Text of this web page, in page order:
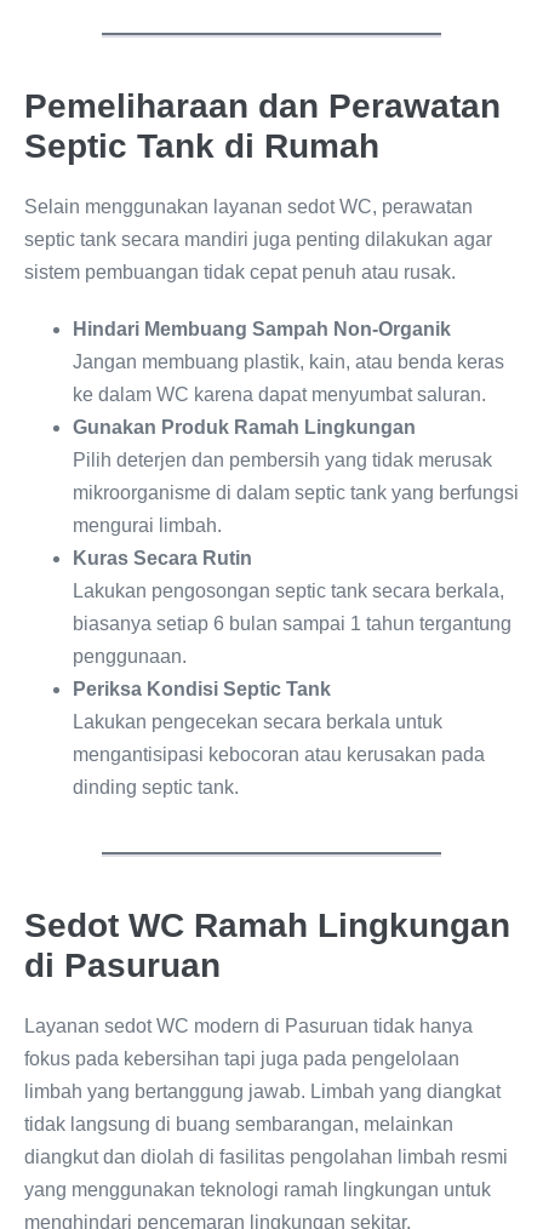
Pemeliharaan dan Perawatan
Septic Tank di Rumah
Selain menggunakan layanan sedot WC, perawatan
septic tank secara mandiri juga penting dilakukan agar
sistem pembuangan tidak cepat penuh atau rusak.
Hindari Membuang Sampah Non-Organik
Jangan membuang plastik, kain, atau benda keras
ke dalam WC karena dapat menyumbat saluran.
Gunakan Produk Ramah Lingkungan
Pilih deterjen dan pembersih yang tidak merusak
mikroorganisme di dalam septic tank yang berfungsi
mengurai limbah.
Kuras Secara Rutin
Lakukan pengosongan septic tank secara berkala,
biasanya setiap 6 bulan sampai 1 tahun tergantung
penggunaan.
Periksa Kondisi Septic Tank
Lakukan pengecekan secara berkala untuk
mengantisipasi kebocoran atau kerusakan pada
dinding septic tank.
Sedot WC Ramah Lingkungan
di Pasuruan
Layanan sedot WC modern di Pasuruan tidak hanya
fokus pada kebersihan tapi juga pada pengelolaan
limbah yang bertanggung jawab. Limbah yang diangkat
tidak langsung di buang sembarangan, melainkan
diangkut dan diolah di fasilitas pengolahan limbah resmi
yang menggunakan teknologi ramah lingkungan untuk
menghindari pencemaran lingkungan sekitar.